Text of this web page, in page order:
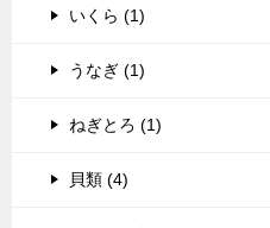
いくら (1)
うなぎ (1)
ねぎとろ (1)
貝類 (4)